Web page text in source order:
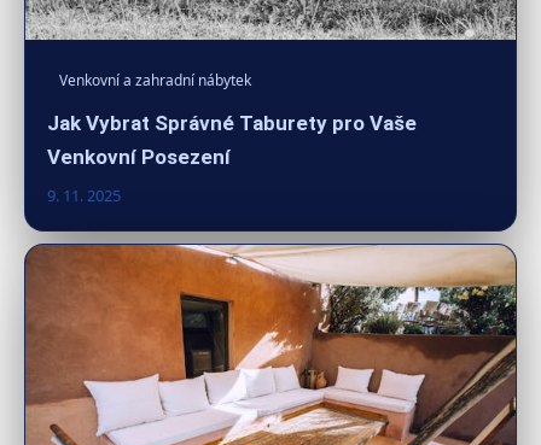
Venkovní a zahradní nábytek
Jak Vybrat Správné Taburety pro Vaše
Venkovní Posezení
9. 11. 2025